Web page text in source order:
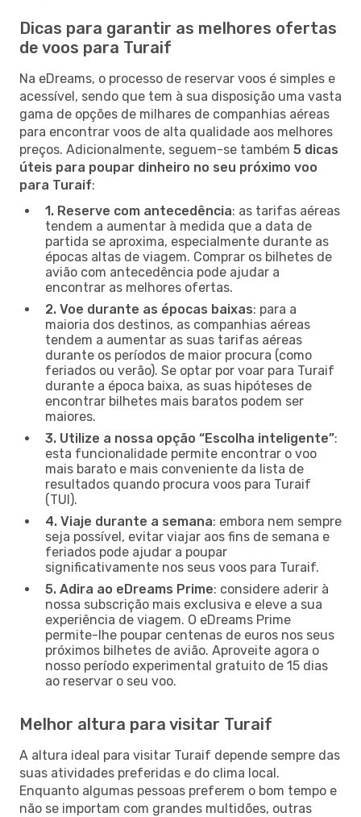
Dicas para garantir as melhores ofertas
de voos para Turaif
Na eDreams, o processo de reservar voos é simples e
acessível, sendo que tem à sua disposição uma vasta
gama de opções de milhares de companhias aéreas
para encontrar voos de alta qualidade aos melhores
preços. Adicionalmente, seguem-se também 5 dicas
úteis para poupar dinheiro no seu próximo voo
para Turaif:
1. Reserve com antecedência: as tarifas aéreas
tendem a aumentar à medida que a data de
partida se aproxima, especialmente durante as
épocas altas de viagem. Comprar os bilhetes de
avião com antecedência pode ajudar a
encontrar as melhores ofertas.
2. Voe durante as épocas baixas: para a
maioria dos destinos, as companhias aéreas
tendem a aumentar as suas tarifas aéreas
durante os períodos de maior procura (como
feriados ou verão). Se optar por voar para Turaif
durante a época baixa, as suas hipóteses de
encontrar bilhetes mais baratos podem ser
maiores.
3. Utilize a nossa opção “Escolha inteligente”:
esta funcionalidade permite encontrar o voo
mais barato e mais conveniente da lista de
resultados quando procura voos para Turaif
(TUI).
4. Viaje durante a semana: embora nem sempre
seja possível, evitar viajar aos fins de semana e
feriados pode ajudar a poupar
significativamente nos seus voos para Turaif.
5. Adira ao eDreams Prime: considere aderir à
nossa subscrição mais exclusiva e eleve a sua
experiência de viagem. O eDreams Prime
permite-lhe poupar centenas de euros nos seus
próximos bilhetes de avião. Aproveite agora o
nosso período experimental gratuito de 15 dias
ao reservar o seu voo.
Melhor altura para visitar Turaif
A altura ideal para visitar Turaif depende sempre das
suas atividades preferidas e do clima local.
Enquanto algumas pessoas preferem o bom tempo e
não se importam com grandes multidões, outras